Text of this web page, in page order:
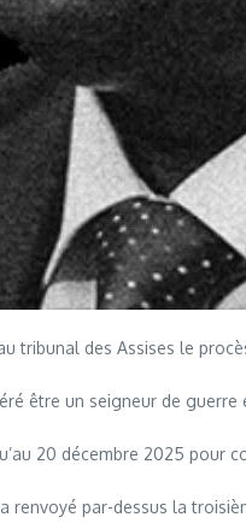
tribunal des Assises le
être un seigneur de
20 décembre 2025 pour
renvoyé par-dessus la